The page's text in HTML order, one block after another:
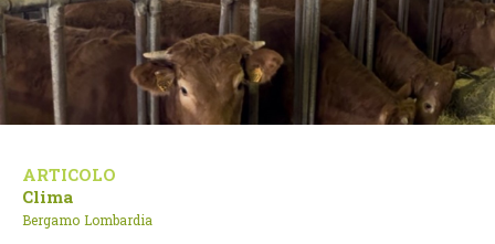
ARTICOLO
Clima
Bergamo Lombardia